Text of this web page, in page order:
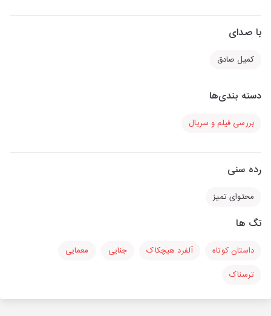
با صدای
کمیل صادق
دسته بندی‌ها
بررسی فیلم و سریال
رده سنی
محتوای تمیز
تگ ها
داستان کوتاه آلفرد هیچکاک جنایی
معمایی
ترسناک